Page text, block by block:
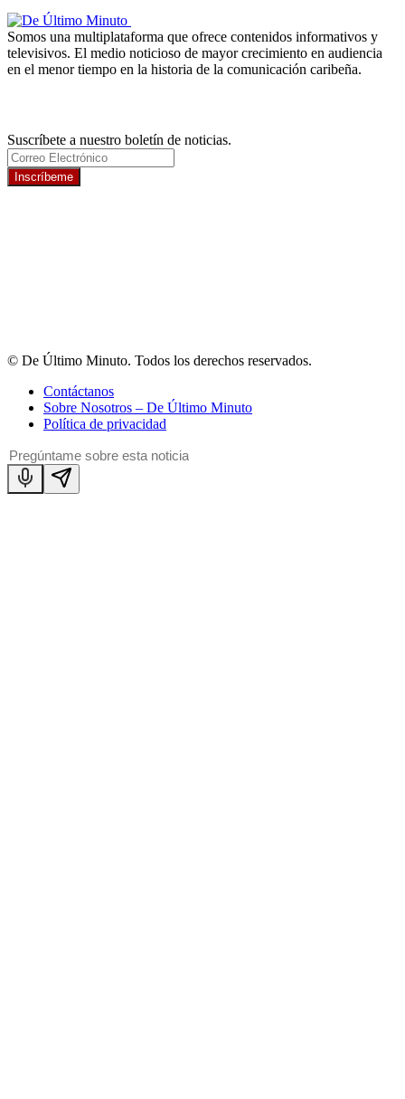
Somos una multiplataforma que ofrece contenidos informativos y
televisivos. El medio noticioso de mayor crecimiento en audiencia
en el menor tiempo en la historia de la comunicación caribeña.
Suscríbete a nuestro boletín de noticias.
Inscríbeme
© De Último Minuto. Todos los derechos reservados.
Contáctanos
Sobre Nosotros – De Último Minuto
Política de privacidad